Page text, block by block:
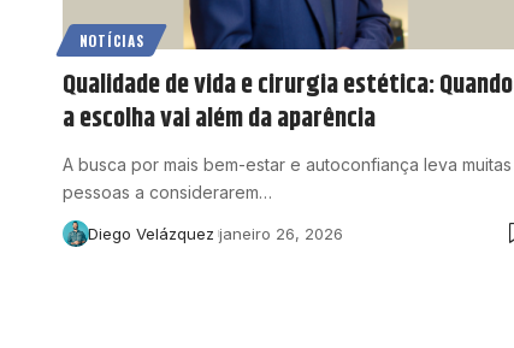
NOTÍCIAS
Qualidade de vida e cirurgia estética: Quando
a escolha vai além da aparência
A busca por mais bem-estar e autoconfiança leva muitas
pessoas a considerarem…
Diego Velázquez janeiro 26, 2026